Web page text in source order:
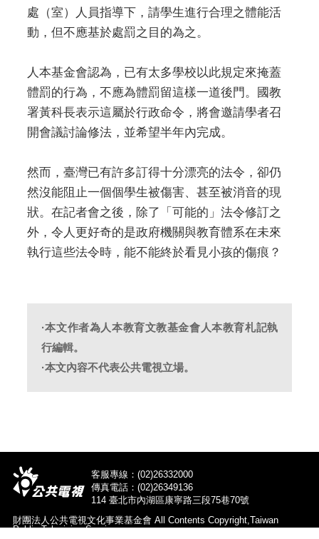
處（室）人員指導下，請學生進行合理之體能活
動，但不應基於處罰之目的為之。
人本基金會認為，已有太多學校以此規定來掩蓋
體罰的行為，不應為體罰留這樣一道後門。國教
署黃科長表示這屬於行政命令，將會邀請學者召
開會議討論修法，並希望半年內完成。
然而，臺灣已有許多訂得十分漂亮的法令，卻仍
然沒能阻止一個個學生被傷害、甚至被消音的現
狀。在記者會之後，除了「可能的」法令修訂之
外，令人更好奇的是政府機關與教育體系在未來
執行這些法令時，能不能終於看見小孩的傷痕？
·本文作者為人本教育文教基金會人本教育札記執
行編輯。
·本文內容不代表公共電視立場。
財團法人公共電視文化事業基金會 All Contents Copyright,Taiwan
Public Television Service.
客服專線：(02)26332000
傳真電話：(02)26349136
114 臺北市內湖區康寧路三段75巷70號